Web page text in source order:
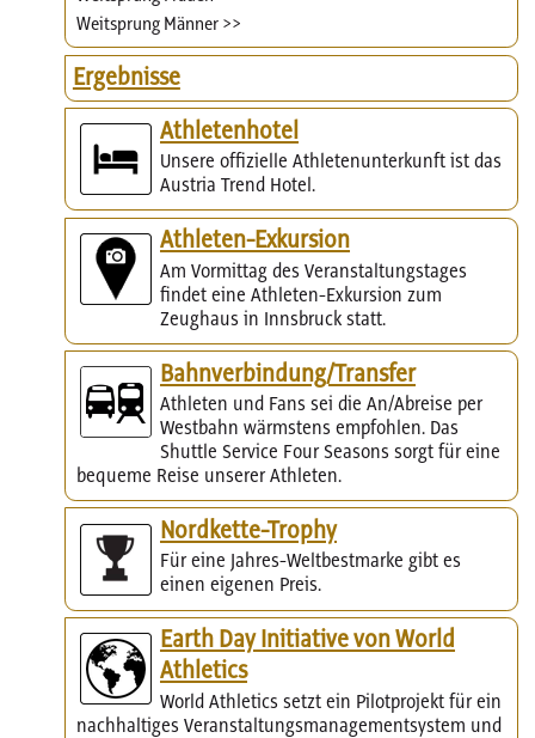
Weitsprung Männer >>
Ergebnisse
Athletenhotel
Unsere offizielle Athletenunterkunft ist das
Austria Trend Hotel.
Athleten-Exkursion
Am Vormittag des Veranstaltungstages
findet eine Athleten-Exkursion zum
Zeughaus in Innsbruck statt.
Bahnverbindung/Transfer
Athleten und Fans sei die An/Abreise per
Westbahn wärmstens empfohlen. Das
Shuttle Service Four Seasons sorgt für eine
bequeme Reise unserer Athleten.
Nordkette-Trophy
Für eine Jahres-Weltbestmarke gibt es
einen eigenen Preis.
Earth Day Initiative von World
Athletics
World Athletics setzt ein Pilotprojekt für ein
nachhaltiges Veranstaltungsmanagementsystem und